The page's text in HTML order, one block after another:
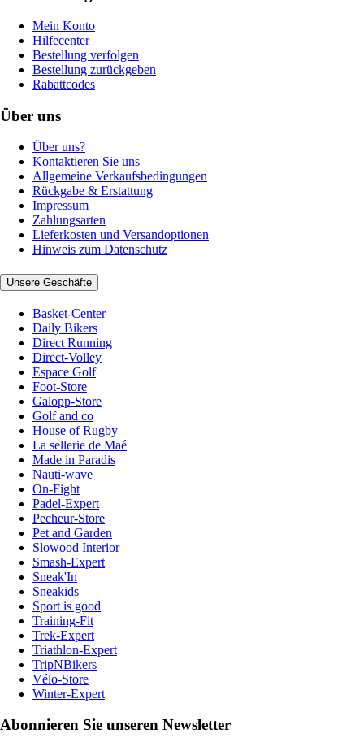
Mein Konto
Hilfecenter
Bestellung verfolgen
Bestellung zurückgeben
Rabattcodes
Über uns
Über uns?
Kontaktieren Sie uns
Allgemeine Verkaufsbedingungen
Rückgabe & Erstattung
Impressum
Zahlungsarten
Lieferkosten und Versandoptionen
Hinweis zum Datenschutz
Unsere Geschäfte
Basket-Center
Daily Bikers
Direct Running
Direct-Volley
Espace Golf
Foot-Store
Galopp-Store
Golf and co
House of Rugby
La sellerie de Maé
Made in Paradis
Nauti-wave
On-Fight
Padel-Expert
Pecheur-Store
Pet and Garden
Slowood Interior
Smash-Expert
Sneak'In
Sneakids
Sport is good
Training-Fit
Trek-Expert
Triathlon-Expert
TripNBikers
Vélo-Store
Winter-Expert
Abonnieren Sie unseren Newsletter